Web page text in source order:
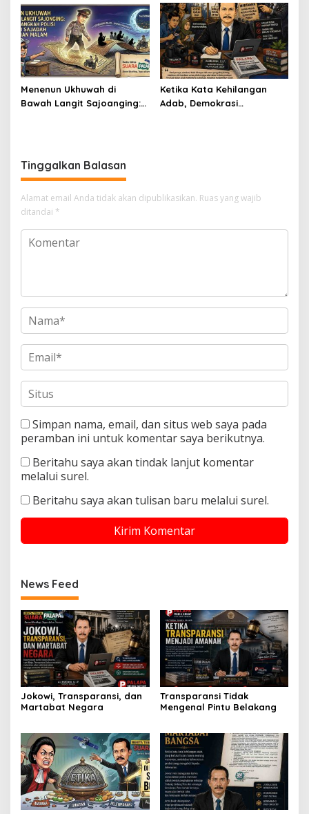
Menenun Ukhuwah di
Bawah Langit Sajoanging:
Ketika Kata Kehilangan
Adab, Demokrasi
Tinggalkan Balasan
Alamat email Anda tidak akan dipublikasikan. Ruas yang wajib
ditandai *
Simpan nama, email, dan situs web saya pada
peramban ini untuk komentar saya berikutnya.
Beritahu saya akan tindak lanjut komentar
melalui surel.
Beritahu saya akan tulisan baru melalui surel.
News Feed
Jokowi, Transparansi, dan
Martabat Negara
Transparansi Tidak
Mengenal Pintu Belakang